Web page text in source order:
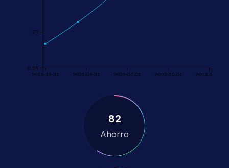
2019-12-31 2021-03-31 2022-07-01 2023-10-01 2024-12-31
0.5Y
2Y
82
Ahorro